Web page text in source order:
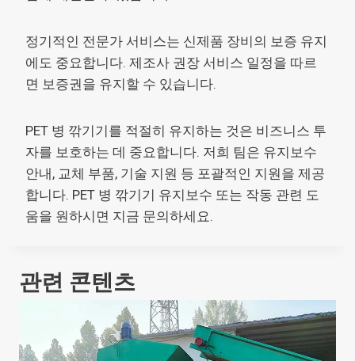
정기적인 전문가 서비스는 신제품 장비의 보증 유지
에도 중요합니다. 제조사 권장 서비스 일정을 따르
면 보증권을 유지할 수 있습니다.
PET 병 깎기기를 적절히 유지하는 것은 비즈니스 투
자를 보호하는 데 중요합니다. 저희 팀은 유지보수
안내, 교체 부품, 기술 지원 등 포괄적인 지원을 제공
합니다. PET 병 깎기기 유지보수 또는 작동 관련 도
움을 원하시면 지금 문의하세요.
관련 콘텐츠